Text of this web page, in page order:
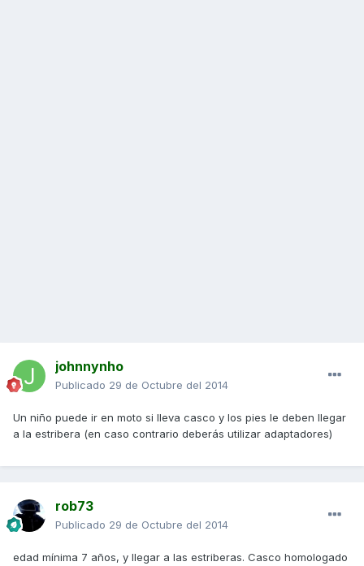
johnnynho
Publicado 29 de Octubre del 2014
Un niño puede ir en moto si lleva casco y los pies le deben llegar
a la estribera (en caso contrario deberás utilizar adaptadores)
rob73
Publicado 29 de Octubre del 2014
edad mínima 7 años, y llegar a las estriberas. Casco homologado